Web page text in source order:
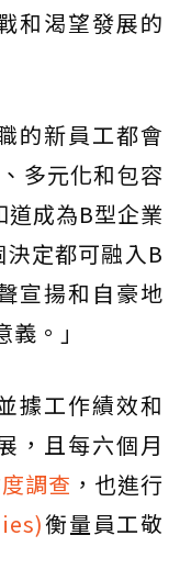
和渴望發展的
的新員工都會
多元化和包容
成為B型企業
定都可融入B
宣揚和自豪地
。」
據工作績效和
，且每六個月
調查 ，也進行
衡量員工敬